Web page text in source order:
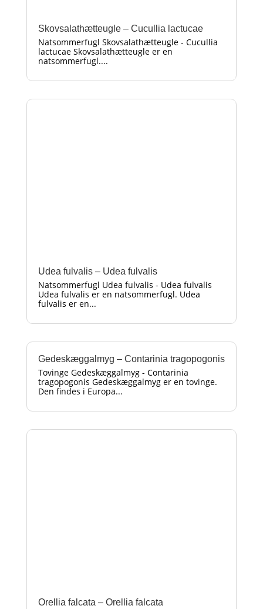
Skovsalathætteugle – Cucullia lactucae
Natsommerfugl Skovsalathætteugle - Cucullia
lactucae Skovsalathætteugle er en
natsommerfugl....
Udea fulvalis – Udea fulvalis
Natsommerfugl Udea fulvalis - Udea fulvalis
Udea fulvalis er en natsommerfugl. Udea
fulvalis er en...
Gedeskæggalmyg – Contarinia tragopogonis
Tovinge Gedeskæggalmyg - Contarinia
tragopogonis Gedeskæggalmyg er en tovinge.
Den findes i Europa...
Orellia falcata – Orellia falcata